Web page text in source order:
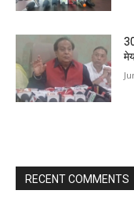
RECENT COMMENTS